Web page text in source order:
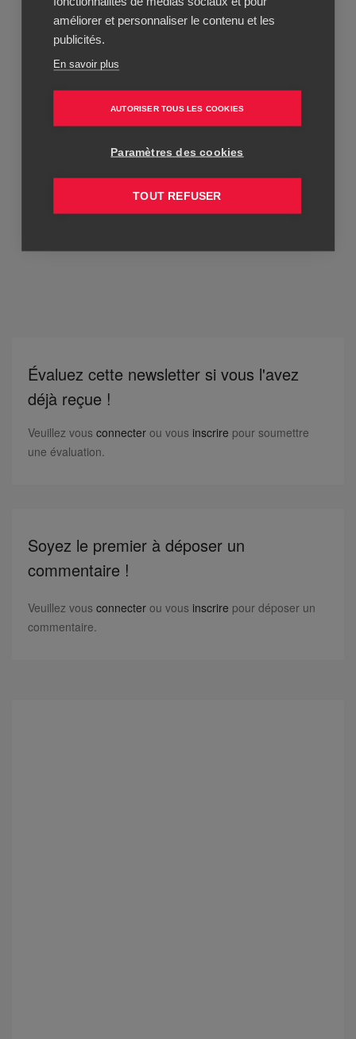
Évaluez cette newsletter si vous l'avez
déjà reçue !
Veuillez vous connecter ou vous inscrire pour soumettre
une évaluation.
Soyez le premier à déposer un
commentaire !
Veuillez vous connecter ou vous inscrire pour déposer un
commentaire.
améliorer et personnaliser le contenu et les
publicités.
En savoir plus
AUTORISER TOUS LES COOKIES
Paramètres des cookies
TOUT REFUSER